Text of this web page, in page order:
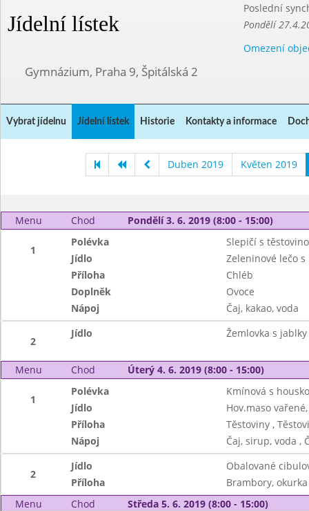
Jídelní lístek
Poslední
Pondělí
Omezení
Gymnázium, Praha 9, Špitálská 2
Vybrat jídelnu Jídelní lístek Historie Kontakty a informace
Duben 2019 Květen 2019
Menu Chod Pondělí 3. 6. 2019 (8:00 - 15:00)
1
Polévka
Slepičí s
Jídlo
Zeleninové lečo
Příloha
Chléb
Doplněk
Ovoce
Nápoj
Čaj, kakao, voda
2
Jídlo Žemlovka s
Menu Chod Úterý 4. 6. 2019 (8:00 - 15:00)
1
Polévka
Kmínová s
Jídlo
Hov.maso
Příloha
Těstoviny ,
Nápoj
Čaj, sirup, voda ,
2
Jídlo
Obalované
Příloha
Brambory, okurka
Menu
Chod Středa 5. 6. 2019 (8:00 - 15:00)